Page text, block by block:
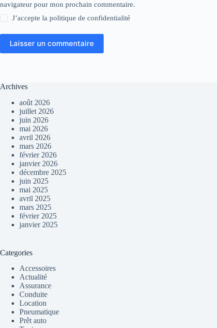
navigateur pour mon prochain commentaire.
J’accepte lapolitique de confidentialité
Laisser un commentaire
Archives
août 2026
juillet 2026
juin 2026
mai 2026
avril 2026
mars 2026
février 2026
janvier 2026
décembre 2025
juin 2025
mai 2025
avril 2025
mars 2025
février 2025
janvier 2025
Categories
Accessoires
Actualité
Assurance
Conduite
Location
Pneumatique
Prêt auto